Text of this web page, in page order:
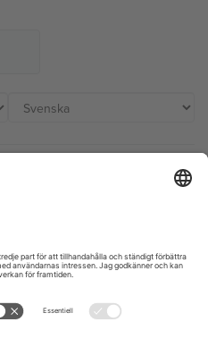
London, EC1V 1AW, United
Kingdom
Switzerland